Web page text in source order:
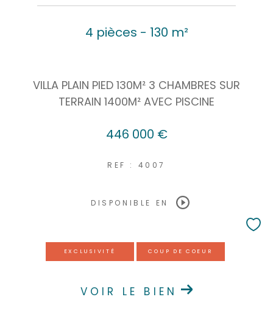
4 pièces - 130 m²
VILLA PLAIN PIED 130M² 3 CHAMBRES SUR
TERRAIN 1400M² AVEC PISCINE
446 000 €
REF : 4007
DISPONIBLE EN
EXCLUSIVITÉ COUP DE COEUR
VOIR LE BIEN